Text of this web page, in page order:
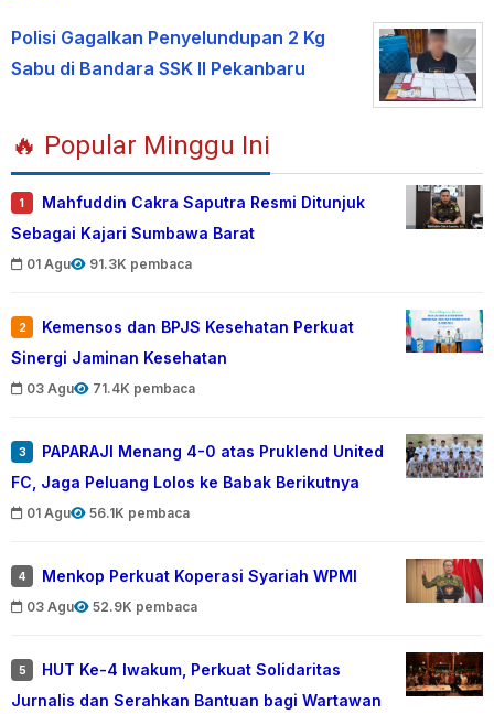
Polisi Gagalkan Penyelundupan 2 Kg
Sabu di Bandara SSK II Pekanbaru
🔥 Popular Minggu Ini
1
Mahfuddin Cakra Saputra Resmi Ditunjuk
Sebagai Kajari Sumbawa Barat
01 Agu 91.3K pembaca
2
Kemensos dan BPJS Kesehatan Perkuat
Sinergi Jaminan Kesehatan
03 Agu 71.4K pembaca
3
PAPARAJI Menang 4-0 atas Pruklend United
FC, Jaga Peluang Lolos ke Babak Berikutnya
01 Agu 56.1K pembaca
4 Menkop Perkuat Koperasi Syariah WPMI
03 Agu 52.9K pembaca
5
HUT Ke-4 Iwakum, Perkuat Solidaritas
Jurnalis dan Serahkan Bantuan bagi Wartawan